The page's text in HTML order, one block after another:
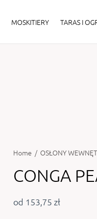
MOSKITIERY TARAS I
Home / OSŁONY
CONGA
od 153,75 zł